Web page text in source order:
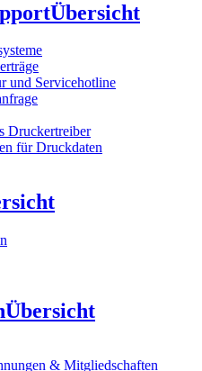
Übersicht
und Servicehotline
Druckertreiber
für Druckdaten
Übersicht
& Mitgliedschaften